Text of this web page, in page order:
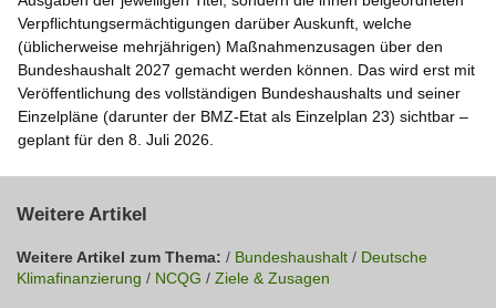
Verpflichtungsermächtigungen darüber Auskunft, welche
(üblicherweise mehrjährigen) Maßnahmenzusagen über den
Bundeshaushalt 2027 gemacht werden können. Das wird erst mit
Veröffentlichung des vollständigen Bundeshaushalts und seiner
Einzelpläne (darunter der BMZ-Etat als Einzelplan 23) sichtbar –
geplant für den 8. Juli 2026.
Weitere Artikel
Weitere Artikel zum Thema: / Bundeshaushalt / Deutsche
Klimafinanzierung / NCQG / Ziele & Zusagen